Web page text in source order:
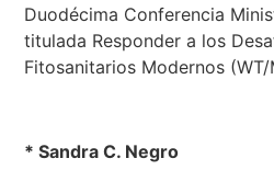
Duodécima Conferencia
titulada Responder a los
Fitosanitarios Modernos
* Sandra C. Negro